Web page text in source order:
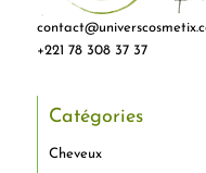
+221 78 308 37 37
Catégories
Cheveux